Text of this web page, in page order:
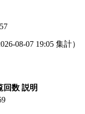
08-07 19:05 集計）
回数 説明